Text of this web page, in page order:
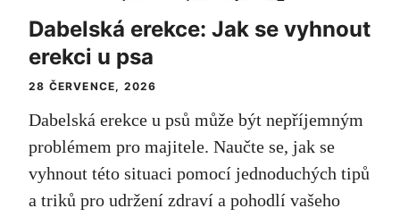
Dabelská erekce: Jak se vyhnout
erekci u psa
28 ČERVENCE, 2026
Dabelská erekce u psů může být nepříjemným
problémem pro majitele. Naučte se, jak se
vyhnout této situaci pomocí jednoduchých tipů
a triků pro udržení zdraví a pohodlí vašeho